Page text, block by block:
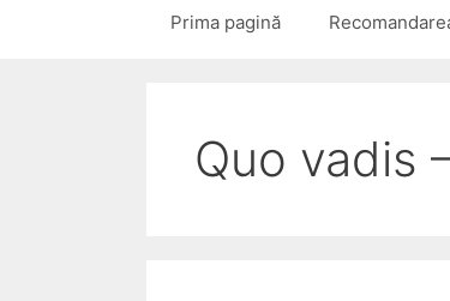
Prima pagină
Quo vadis